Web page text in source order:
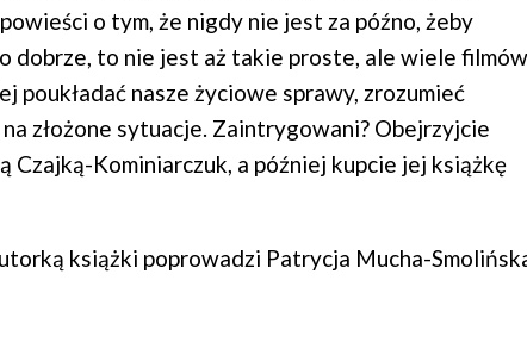
o tym, że nigdy nie jest za późno, żeby
dobrze, to nie jest aż takie proste, ale wiele filmów
poukładać nasze życiowe sprawy, zrozumieć
złożone sytuacje. Zaintrygowani? Obejrzyjcie
Czajką-Kominiarczuk, a później kupcie jej książkę
książki poprowadzi Patrycja Mucha-